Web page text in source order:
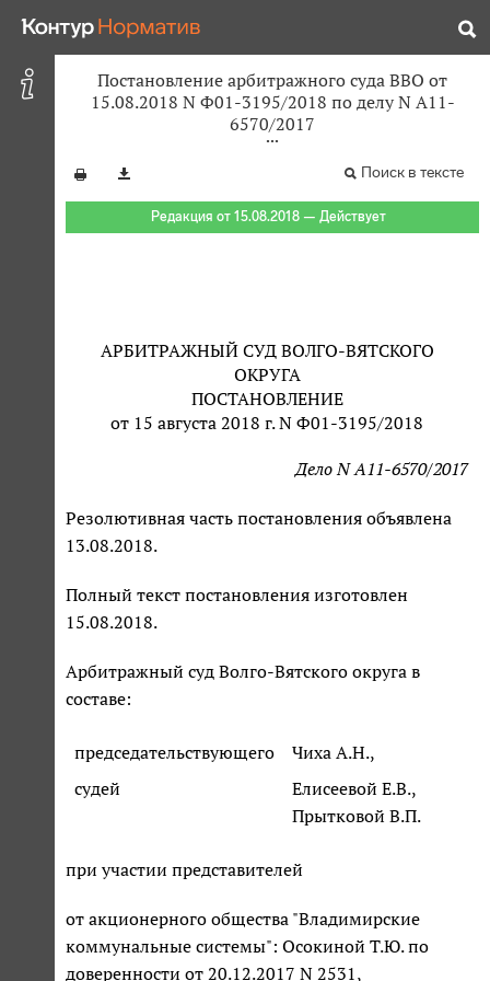
Постановление арбитражного суда ВВО от
15.08.2018 N Ф01-3195/2018 по делу N А11-
6570/2017
Поиск в тексте
Редакция от 15.08.2018 — Действует
АРБИТРАЖНЫЙ СУД ВОЛГО-ВЯТСКОГО
ОКРУГА
ПОСТАНОВЛЕНИЕ
от 15 августа 2018 г. N Ф01-3195/2018
Дело N А11-6570/2017
Резолютивная часть постановления объявлена
13.08.2018.
Полный текст постановления изготовлен
15.08.2018.
Арбитражный суд Волго-Вятского округа в
составе:
председательствующего
Чиха А.Н.,
судей
Елисеевой Е.В.,
Прытковой В.П.
при участии представителей
от акционерного общества "Владимирские
коммунальные системы": Осокиной Т.Ю. по
доверенности от 20.12.2017 N 2531,